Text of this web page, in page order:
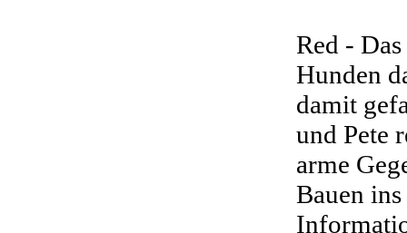
Red -
Hunden
damit
und Pete
arme
Bauen